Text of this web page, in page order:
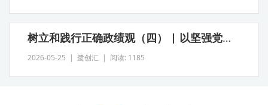
树立和践行正确政绩观（四） | 以坚强党性树立和践行正确政绩观
2026-05-25 | 鹭创汇 | 阅读: 1185